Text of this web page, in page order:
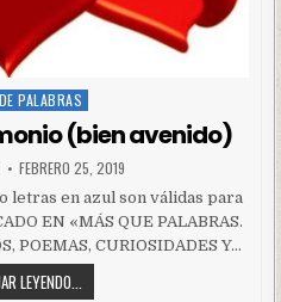
PALABRAS
(bien avenido)
FEBRERO 25, 2019
letras en azul son válidas para
EN «MÁS QUE PALABRAS.
POEMAS, CURIOSIDADES Y…
LEYENDO...